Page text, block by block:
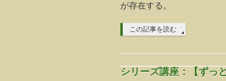
が存在する。
この記事を読む
シリーズ講座：【ずっ